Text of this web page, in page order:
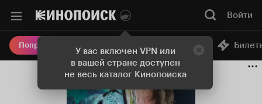
У вас включен VPN или
в вашей стране доступен
не весь каталог Кинопоиска
Войти
Попробовать Плюс Онлайн-кинотеатр